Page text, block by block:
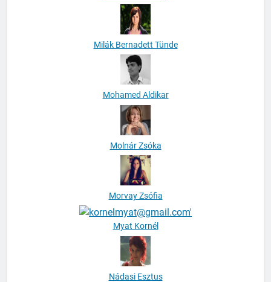
Milák Bernadett Tünde
Mohamed Aldikar
Molnár Zsóka
Morvay Zsófia
Myat Kornél
Nádasi Esztus